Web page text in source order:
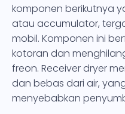
komponen berikutnya
atau accumulator,
mobil. Komponen ini
kotoran dan
freon. Receiver dryer
dan bebas dari air,
menyebabkan